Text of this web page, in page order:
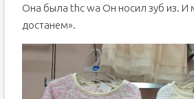
Она была thc wa Он носил зуб из. И
достанем».